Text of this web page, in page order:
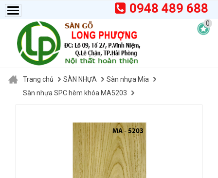
0948 489 688
0
Trang chủ SÀN NHỰA
Sàn nhựa Mia
Sàn nhựa SPC hèm khóa MA5203